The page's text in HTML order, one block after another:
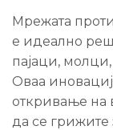
Мрежата
е идеално
пајаци,
Оваа
откривање на
да се грижите